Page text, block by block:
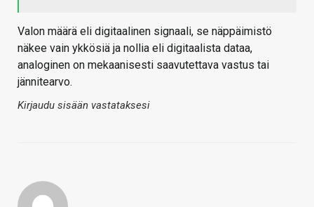
Valon määrä eli digitaalinen signaali, se näppäimistö
näkee vain ykkösiä ja nollia eli digitaalista dataa,
analoginen on mekaanisesti saavutettava vastus tai
jännitearvo.
Kirjaudu sisään vastataksesi